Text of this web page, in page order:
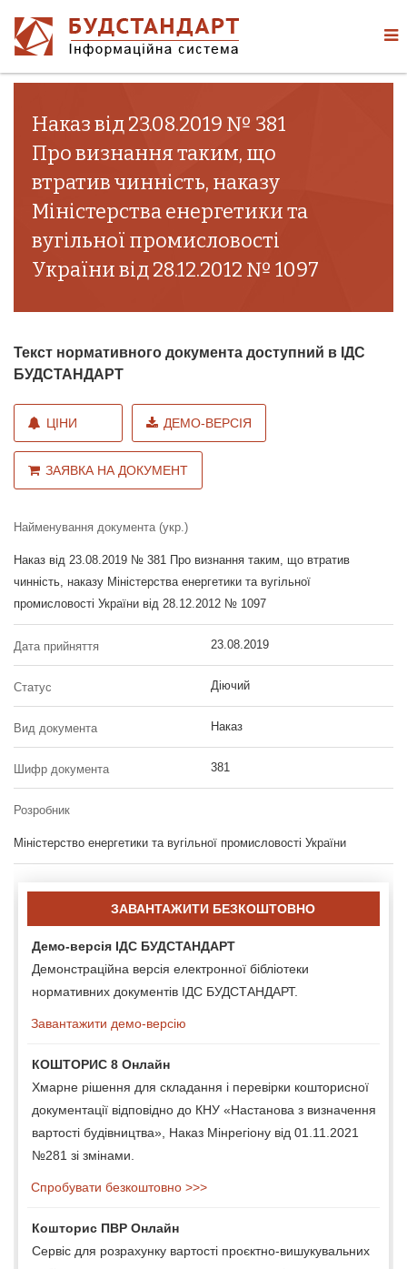
Наказ від 23.08.2019 № 381
Про визнання таким, що
втратив чинність, наказу
Міністерства енергетики та
вугільної промисловості
України від 28.12.2012 № 1097
Текст нормативного документа доступний в ІДС
БУДСТАНДАРТ
ЦІНИ ДЕМО-ВЕРСІЯ
ЗАЯВКА НА ДОКУМЕНТ
Найменування документа (укр.)
Наказ від 23.08.2019 № 381 Про визнання таким, що втратив
чинність, наказу Міністерства енергетики та вугільної
промисловості України від 28.12.2012 № 1097
Дата прийняття 23.08.2019
Статус Діючий
Вид документа Наказ
Шифр документа 381
Розробник
Міністерство енергетики та вугільної промисловості України
ЗАВАНТАЖИТИ БЕЗКОШТОВНО
Демо-версія ІДС БУДСТАНДАРТ
Демонстраційна версія електронної бібліотеки
нормативних документів ІДС БУДСТАНДАРТ.
Завантажити демо-версію
КОШТОРИС 8 Онлайн
Хмарне рішення для складання і перевірки кошторисної
документації відповідно до КНУ «Настанова з визначення
вартості будівництва», Наказ Мінрегіону від 01.11.2021
№281 зі змінами.
Спробувати безкоштовно >>>
Кошторис ПВР Онлайн
Сервіс для розрахунку вартості проєктно-вишукувальних